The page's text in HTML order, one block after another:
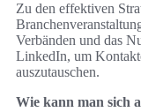
Zu den effektiven
Verbänden und das
LinkedIn, um
auszutauschen.
Wie kann man sich